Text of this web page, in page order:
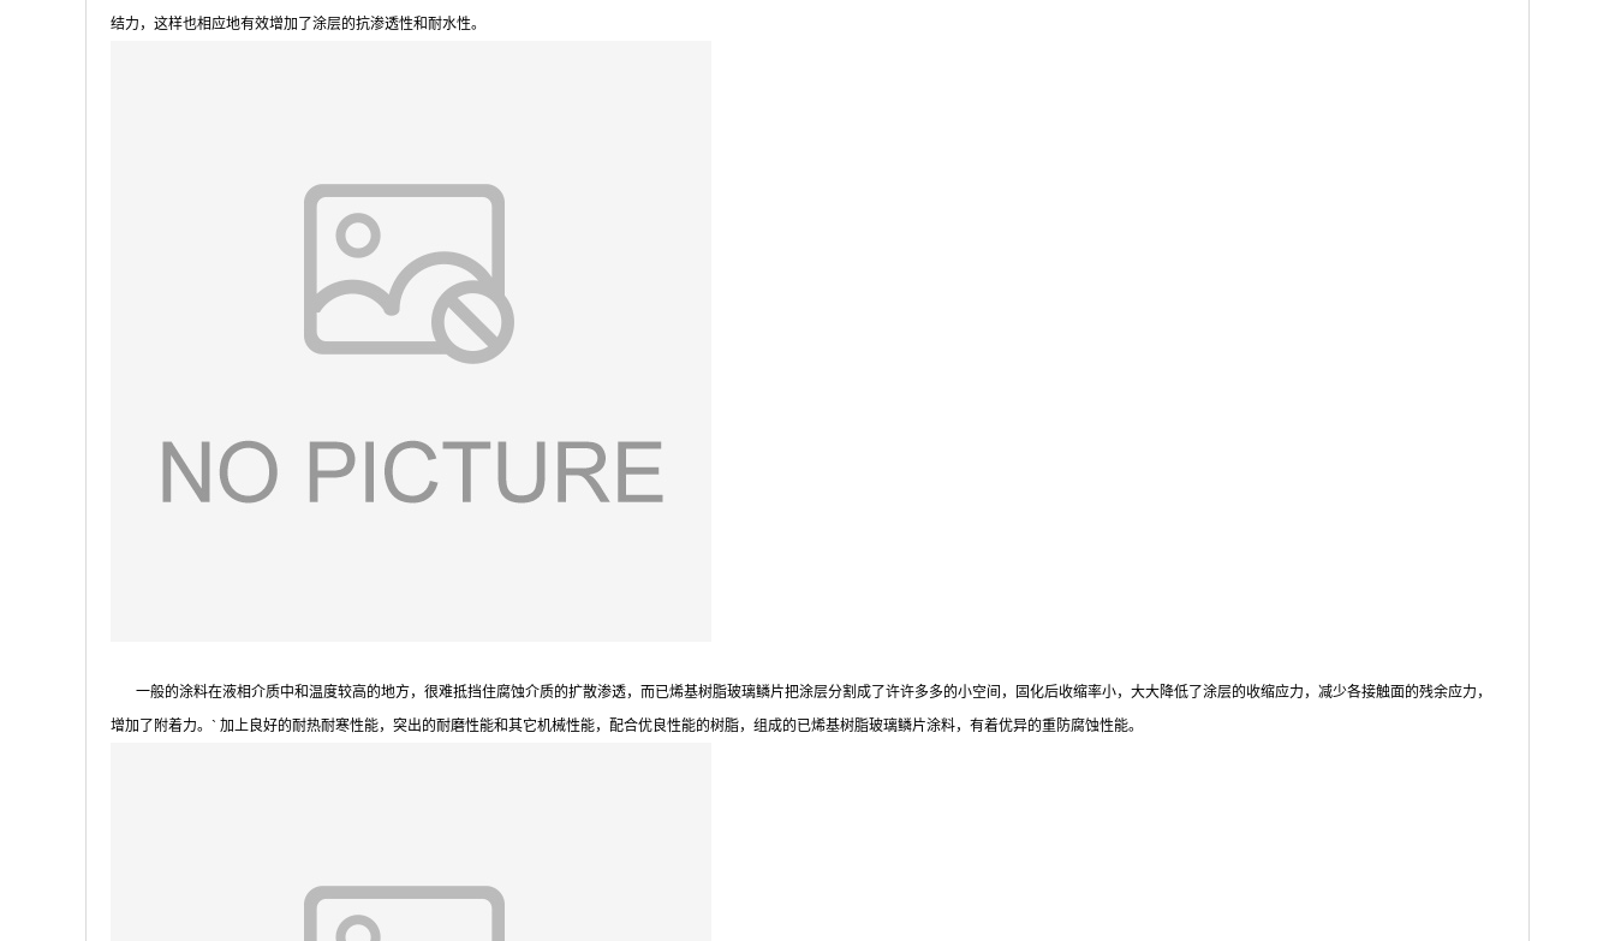
结力，这样也相应地有效增加了涂层的抗渗透性和耐水性。
一般的涂料在液相介质中和温度较高的地方，很难抵挡住腐蚀介质的扩散渗透，而已烯基树脂玻璃鳞片把涂层分割成了许许多多的小空间，固化后收缩率小，大大降低了涂层的收缩应力，减少各接触面的残余应力，
增加了附着力。` 加上良好的耐热耐寒性能，突出的耐磨性能和其它机械性能，配合优良性能的树脂，组成的已烯基树脂玻璃鳞片涂料，有着优异的重防腐蚀性能。